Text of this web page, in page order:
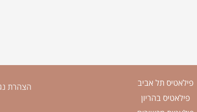
פילאטיס תל אביב
פילאטיס בהריון
הצהרת